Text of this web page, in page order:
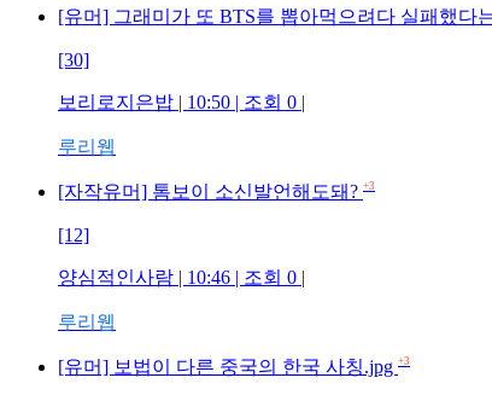
[유머] 그래미가 또 BTS를 뽑아먹으려다 실패했다
[30]
보리로지은밥 | 10:50 | 조회 0 |
루리웹
[자작유머] 톰보이 소신발언해도돼? +3
[12]
양심적인사람 | 10:46 | 조회 0 |
루리웹
[유머] 보법이 다른 중국의 한국 사칭.jpg +3